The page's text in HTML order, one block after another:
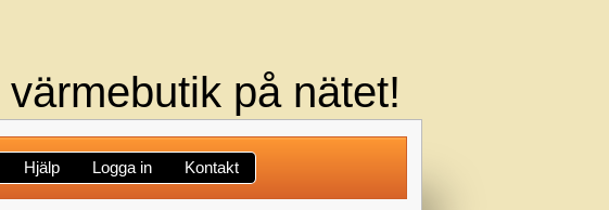
värmebutik på nätet!
Hjälp Logga in Kontakt